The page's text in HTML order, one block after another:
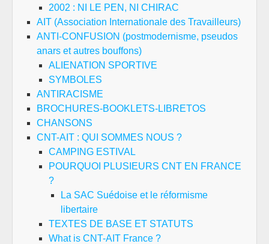
2002 : NI LE PEN, NI CHIRAC
AIT (Association Internationale des Travailleurs)
ANTI-CONFUSION (postmodernisme, pseudos
anars et autres bouffons)
ALIENATION SPORTIVE
SYMBOLES
ANTIRACISME
BROCHURES-BOOKLETS-LIBRETOS
CHANSONS
CNT-AIT : QUI SOMMES NOUS ?
CAMPING ESTIVAL
POURQUOI PLUSIEURS CNT EN FRANCE
?
La SAC Suédoise et le réformisme
libertaire
TEXTES DE BASE ET STATUTS
What is CNT-AIT France ?